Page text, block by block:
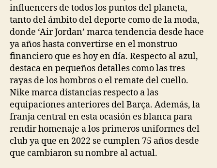
influencers de todos los puntos del planeta,
tanto del ámbito del deporte como de la moda,
donde ‘Air Jordan’ marca tendencia desde hace
ya años hasta convertirse en el monstruo
financiero que es hoy en día. Respecto al azul,
destaca en pequeños detalles como las tres
rayas de los hombros o el remate del cuello.
Nike marca distancias respecto a las
equipaciones anteriores del Barça. Además, la
franja central en esta ocasión es blanca para
rendir homenaje a los primeros uniformes del
club ya que en 2022 se cumplen 75 años desde
que cambiaron su nombre al actual.